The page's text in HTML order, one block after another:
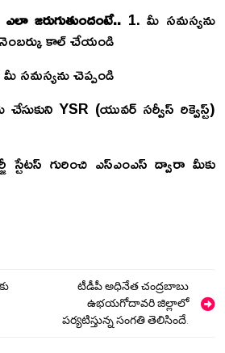
జరుగుతుందంటే.. 1. మీ సమస్యను
నెంబర్కు కాల్ చేయండి
సమస్యను చెప్పండి
YSR (యువర్ సర్వీస్ రిక్వెస్ట్)
స్టేటస్ గురించి ఎస్ఎంఎస్ ద్వారా మీకు
టీడీపీ అధినేత చంద్రబాబు
ఉభయగోదావరి జిల్లాలో
పర్యటిస్తున్న సంగతి తెలిసిందే.